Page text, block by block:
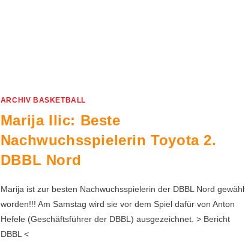
ARCHIV BASKETBALL
Marija Ilic: Beste
Nachwuchsspielerin Toyota 2.
DBBL Nord
Marija ist zur besten Nachwuchsspielerin der DBBL Nord
worden!!! Am Samstag wird sie vor dem Spiel dafür von Anton
Hefele (Geschäftsführer der DBBL) ausgezeichnet. > Bericht
DBBL <